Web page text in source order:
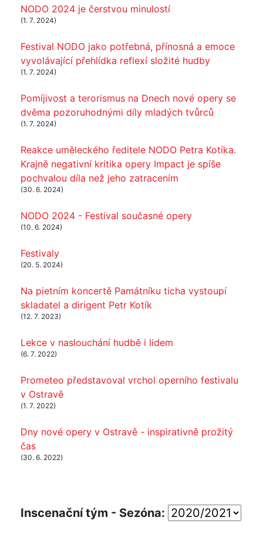
NODO 2024 je čerstvou minulostí
(1. 7. 2024)
Festival NODO jako potřebná, přínosná a emoce
vyvolávající přehlídka reflexí složité hudby
(1. 7. 2024)
Pomíjivost a terorismus na Dnech nové opery se
dvěma pozoruhodnými díly mladých tvůrců
(1. 7. 2024)
Reakce uměleckého ředitele NODO Petra Kotíka.
Krajně negativní kritika opery Impact je spíše
pochvalou díla než jeho zatracením
(30. 6. 2024)
NODO 2024 - Festival současné opery
(10. 6. 2024)
Festivaly
(20. 5. 2024)
Na pietním koncertě Památníku ticha vystoupí
skladatel a dirigent Petr Kotík
(12. 7. 2023)
Lekce v naslouchání hudbě i lidem
(6. 7. 2022)
Prometeo představoval vrchol operního festivalu
v Ostravě
(1. 7. 2022)
Dny nové opery v Ostravě - inspirativně prožitý
čas
(30. 6. 2022)
Inscenační tým - Sezóna: